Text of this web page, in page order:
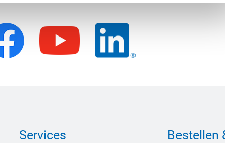
Services Bestellen